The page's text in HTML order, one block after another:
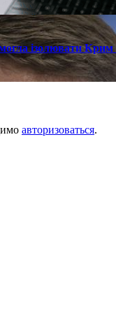
ізолювати
авторизоваться.